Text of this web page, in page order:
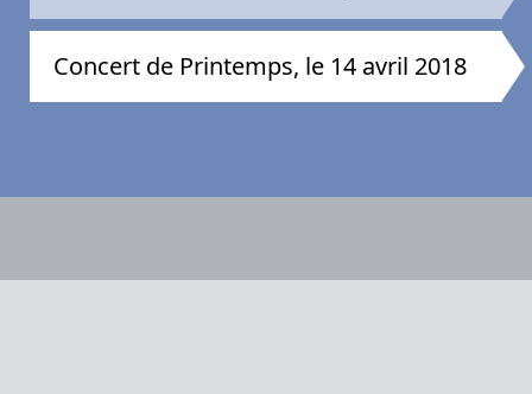
Concert de Printemps, le 14 avril 2018